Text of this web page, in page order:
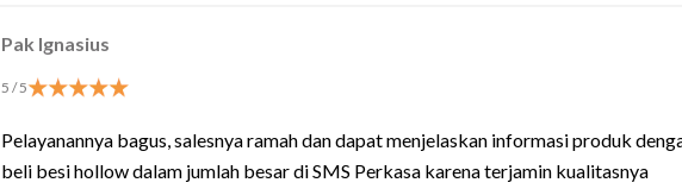
Pak Ignasius
5 / 5
Pelayanannya bagus, salesnya ramah dan dapat menjelaskan informasi produk
beli besi hollow dalam jumlah besar di SMS Perkasa karena terjamin kualitasnya